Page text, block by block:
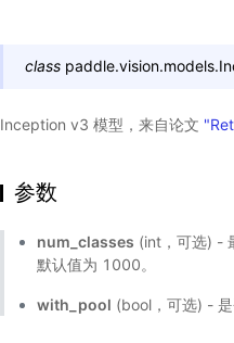
class paddle.vision.models.
Inception v3 模型，来自论文
参数
num_classes (int，可选) -
默认值为 1000。
with_pool (bool，可选) -